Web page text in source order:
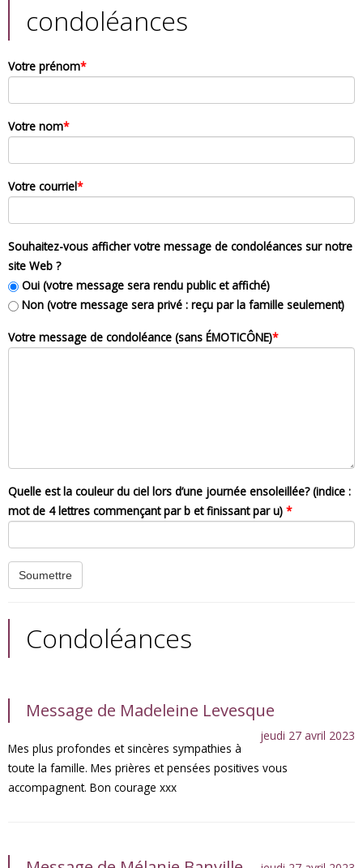
condoléances
Votre prénom*
Votre nom*
Votre courriel*
Souhaitez-vous afficher votre message de condoléances sur notre
site Web ?
Oui (votre message sera rendu public et affiché)
Non (votre message sera privé : reçu par la famille seulement)
Votre message de condoléance (sans ÉMOTICÔNE)*
Quelle est la couleur du ciel lors d’une journée ensoleillée? (indice :
mot de 4 lettres commençant par b et finissant par u) *
Condoléances
Message de Madeleine Levesque
jeudi 27 avril 2023
Mes plus profondes et sincères sympathies à
toute la famille. Mes prières et pensées positives vous
accompagnent. Bon courage xxx